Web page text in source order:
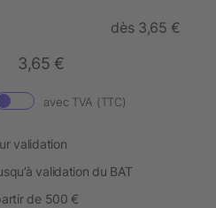
dès 3,65 €
3,65 €
avec TVA (TTC)
validation
validation du BAT
de 500 €